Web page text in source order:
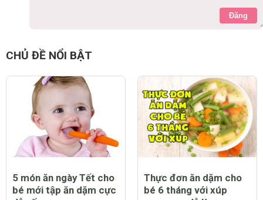
Đăng
CHỦ ĐỀ NỔI BẬT
5 món ăn ngày Tết cho
bé mới tập ăn dặm cực
Thực đơn ăn dặm cho
bé 6 tháng với xúp